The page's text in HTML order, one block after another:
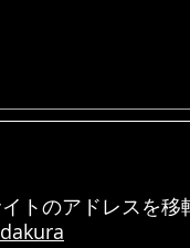
トのアドレスを移